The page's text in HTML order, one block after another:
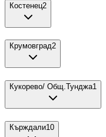
Костенец2
Крумовград2
Кукорево/ Общ.Тунджа1
Кърждали10